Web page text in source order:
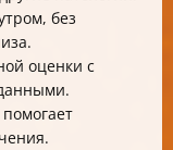
без
оценки с